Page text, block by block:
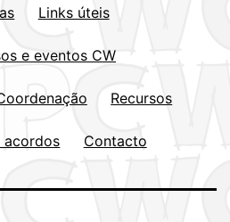
Links úteis
e eventos CW
Recursos
acordos Contacto